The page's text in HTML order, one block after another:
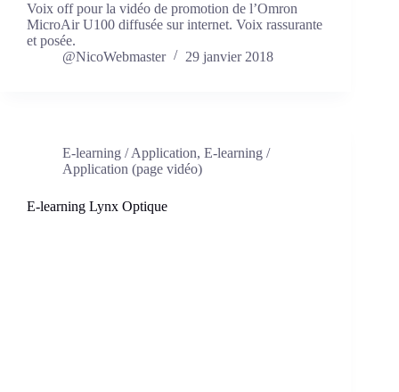
Voix off pour la vidéo de promotion de l’Omron
MicroAir U100 diffusée sur internet. Voix rassurante
et posée.
@NicoWebmaster
29 janvier 2018
E-learning / Application, E-learning /
Application (page vidéo)
E-learning Lynx Optique